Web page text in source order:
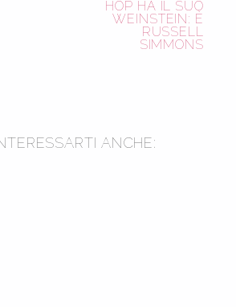
HOP HA IL SUO
WEINSTEIN: È
RUSSELL
SIMMONS
ANCHE:
2013
2012